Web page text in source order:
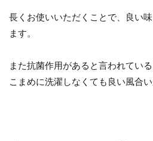
長くお使いいただくことで、良い
ます。
また抗菌作用があると言われている
こまめに洗濯しなくても良い風合い